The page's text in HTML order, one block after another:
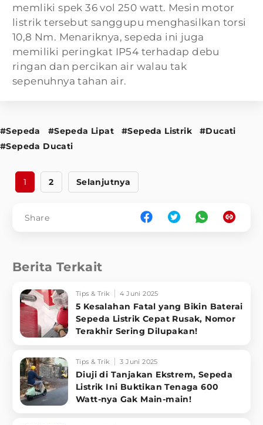
memliki spek 36 vol 250 watt. Mesin motor
listrik tersebut sanggupu menghasilkan torsi
10,8 Nm. Menariknya, sepeda ini juga
memiliki peringkat IP54 terhadap debu
ringan dan percikan air walau tak
sepenuhnya tahan air.
#Sepeda #Sepeda Lipat #Sepeda Listrik
#Ducati
#Sepeda Ducati
1 2 Selanjutnya
Share
Berita Terkait
Tips & Trik 4 Juni 2025
5 Kesalahan Fatal yang Bikin Baterai
Sepeda Listrik Cepat Rusak, Nomor
Terakhir Sering Dilupakan!
Tips & Trik 3 Juni 2025
Diuji di Tanjakan Ekstrem, Sepeda
Listrik Ini Buktikan Tenaga 600
Watt-nya Gak Main-main!